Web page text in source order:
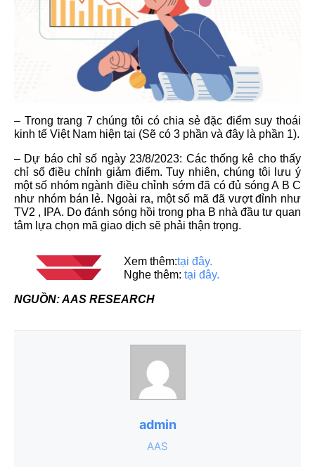
– Trong trang 7 chúng tôi có chia sẻ đặc điểm suy thoái
kinh tế Việt Nam hiện tại (Sẽ có 3 phần và đây là phần 1).
– Dự báo chỉ số ngày 23/8/2023: Các thống kê cho thấy
chỉ số điều chỉnh giảm điểm. Tuy nhiên, chúng tôi lưu ý
một số nhóm ngành điều chỉnh sớm đã có đủ sóng A B C
như nhóm bán lẻ. Ngoài ra, một số mã đã vượt đỉnh như
TV2 , IPA. Do đánh sóng hồi trong pha B nhà đầu tư quan
tâm lựa chọn mã giao dịch sẽ phải thận trọng.
Xem thêm:tại đây.
Nghe thêm:tại đây.
NGUỒN: AAS RESEARCH
admin
AAS